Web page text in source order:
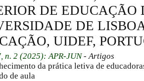
DE
DE
UIDEF,
n. 2 (2025): APR-JUN- Artigos
da prática letiva de
de aula